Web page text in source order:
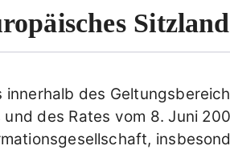
Sitzland
des
und des Rates vom 8. Juni